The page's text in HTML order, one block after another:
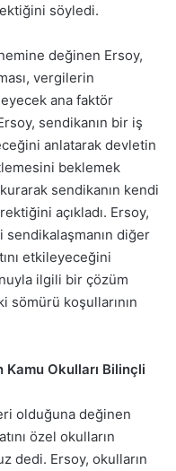
söyledi.
değinen Ersoy,
vergilerin
ana faktör
sendikanın bir iş
anlatarak devletin
beklemek
sendikanın kendi
açıkladı. Ersoy,
diğer
etkileyeceğini
ilgili bir çözüm
sömürü koşullarının
Kamu Okulları Bilinçli
olduğuna değinen
özel okulların
dedi. Ersoy, okulların